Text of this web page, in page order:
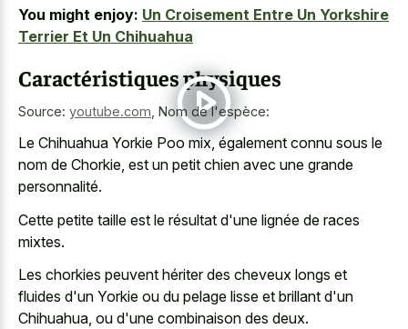
You might enjoy: Un Croisement Entre Un Yorkshire
Terrier Et Un Chihuahua
Caractéristiques physiques
Source: youtube.com Nom de l'espèce:
Le Chihuahua Yorkie Poo mix, également connu sous le
nom de Chorkie, est un petit chien avec une grande
personnalité.
Cette petite taille est le résultat d'une lignée de races
mixtes.
Les chorkies peuvent hériter des cheveux longs et
fluides d'un Yorkie ou du pelage lisse et brillant d'un
Chihuahua, ou d'une combinaison des deux.